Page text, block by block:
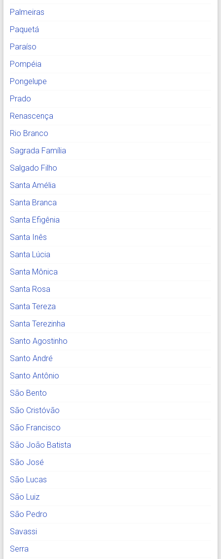
Palmeiras
Paquetá
Paraíso
Pompéia
Pongelupe
Prado
Renascença
Rio Branco
Sagrada Família
Salgado Filho
Santa Amélia
Santa Branca
Santa Efigênia
Santa Inês
Santa Lúcia
Santa Mônica
Santa Rosa
Santa Tereza
Santa Terezinha
Santo Agostinho
Santo André
Santo Antônio
São Bento
São Cristóvão
São Francisco
São João Batista
São José
São Lucas
São Luiz
São Pedro
Savassi
Serra